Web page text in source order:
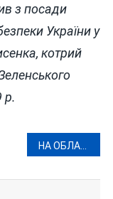
з посади
України у
котрий
р.
НА ОБЛАШТУВАННЯ УКРИТТІВ НА ВІННИЧЧИНІ ВИТРАТЯТЬ 618,3 МІЛЬЙОНІВ